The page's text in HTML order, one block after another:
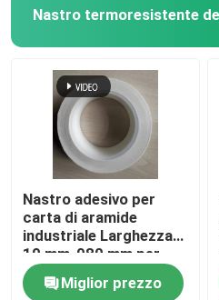
Nastro adesivo per
carta di aramide
industriale Larghezza
10 mm-980 mm per
esigenze
personalizzate
Miglior prezzo